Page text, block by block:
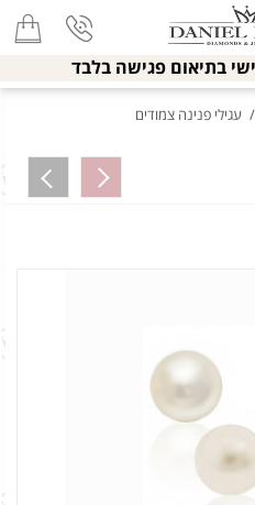
בתיאום פגישה בלבד
/ עגילי פנינה צמודים